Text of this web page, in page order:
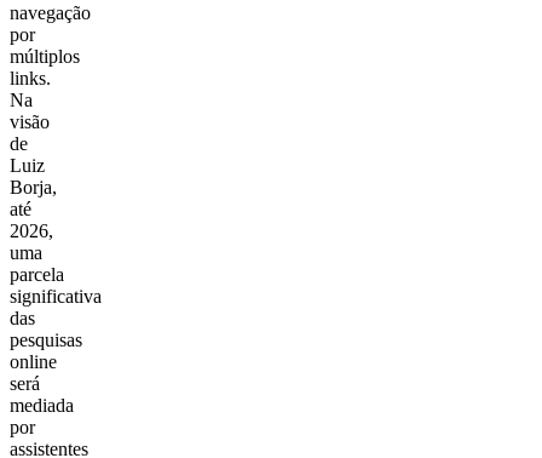
navegação
por
múltiplos
links.
Na
visão
de
Luiz
Borja,
até
2026,
uma
parcela
significativa
das
pesquisas
online
será
mediada
por
assistentes